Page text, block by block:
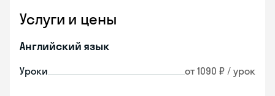
Услуги и цены
Английский язык
Уроки от 1090 ₽ / урок